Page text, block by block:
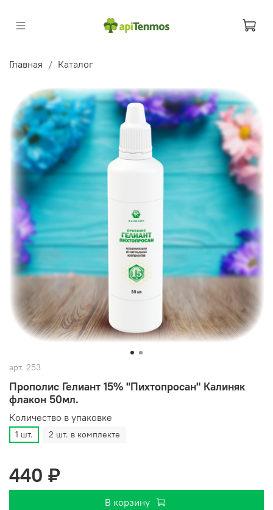
Главная Каталог
арт. 253
Прополис Гелиант 15% "Пихтопросан" Калиняк
флакон 50мл.
Количество в упаковке
1 шт. 2 шт. в комплекте
440 ₽
В корзину